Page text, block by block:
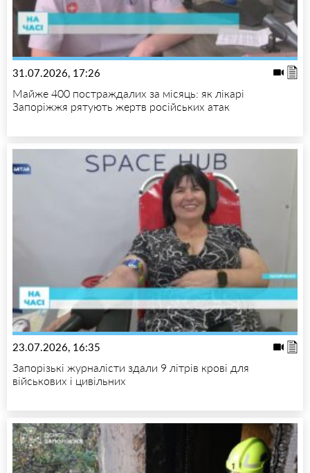
31.07.2026, 17:26
Майже 400 постраждалих за місяць: як лікарі
Запоріжжя рятують жертв російських атак
23.07.2026, 16:35
Запорізькі журналісти здали 9 літрів крові для
військових і цивільних